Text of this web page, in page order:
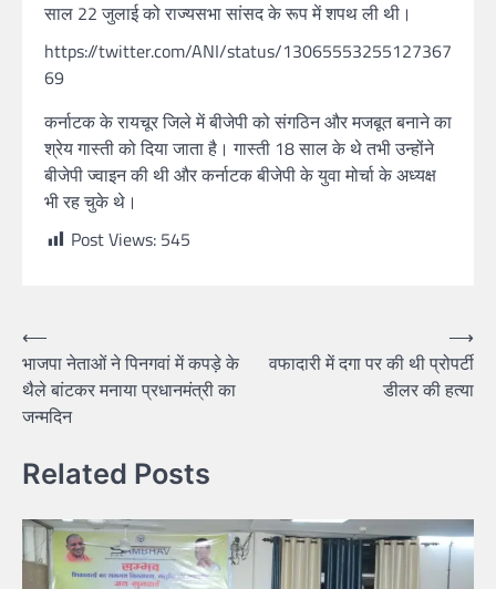
साल 22 जुलाई को राज्यसभा सांसद के रूप में शपथ ली थी।
https://twitter.com/ANI/status/13065553255127367
69
कर्नाटक के रायचूर जिले में बीजेपी को संगठिन और मजबूत बनाने का
श्रेय गास्ती को दिया जाता है। गास्ती 18 साल के थे तभी उन्होंने
बीजेपी ज्वाइन की थी और कर्नाटक बीजेपी के युवा मोर्चा के अध्यक्ष
भी रह चुके थे।
Post Views: 545
⟵
भाजपा नेताओं ने पिनगवां में कपड़े के
थैले बांटकर मनाया प्रधानमंत्री का
जन्मदिन
वफादारी में दगा पर की थी प्रोपर्टी
डीलर की हत्या
⟶
Related Posts